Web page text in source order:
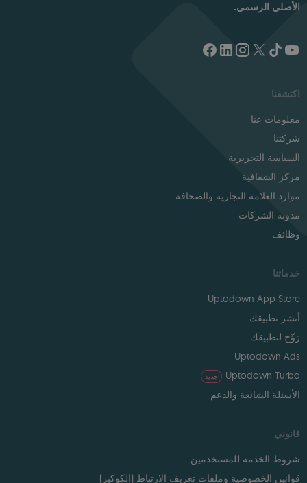
الأصلي الرسمي.
اكتشفنا
معلومات عنا
شركتنا
السياسة التحريرية
مركز الشفافية
موارد العلامة التجارية والصحافة
مدونة الشركات
وظائف
خدماتنا
Uptodown App Store
أنشر تطبيقك
رَوِّج لتطبيقك
Uptodown Ads
Uptodown Turbo
جديد
الأسئلة الشائعة والدعم
قانوني
شروط الخدمة للمستخدمين
قوانين الخصوصية وملفات تعريف الارتباط (الكوكيز)